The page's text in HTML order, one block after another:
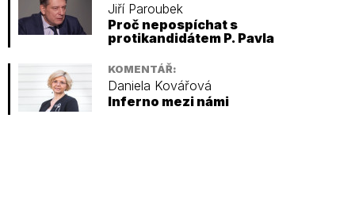
Jiří Paroubek
Proč nepospíchat s
protikandidátem P. Pavla
KOMENTÁŘ:
Daniela Kovářová
Inferno mezi námi